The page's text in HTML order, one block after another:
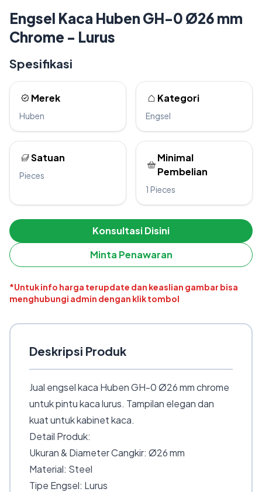
Engsel Kaca Huben GH-0 Ø26 mm
Chrome - Lurus
Spesifikasi
Merek
Huben
Kategori
Engsel
Satuan
Pieces
Minimal
Pembelian
1 Pieces
Konsultasi Disini
Minta Penawaran
*Untuk info harga terupdate dan keaslian gambar bisa
menghubungi admin dengan klik tombol
Deskripsi Produk
Jual engsel kaca Huben GH-0 Ø26 mm chrome
untuk pintu kaca lurus. Tampilan elegan dan
kuat untuk kabinet kaca.
Detail Produk:
Ukuran & Diameter Cangkir: Ø26 mm
Material: Steel
Tipe Engsel: Lurus